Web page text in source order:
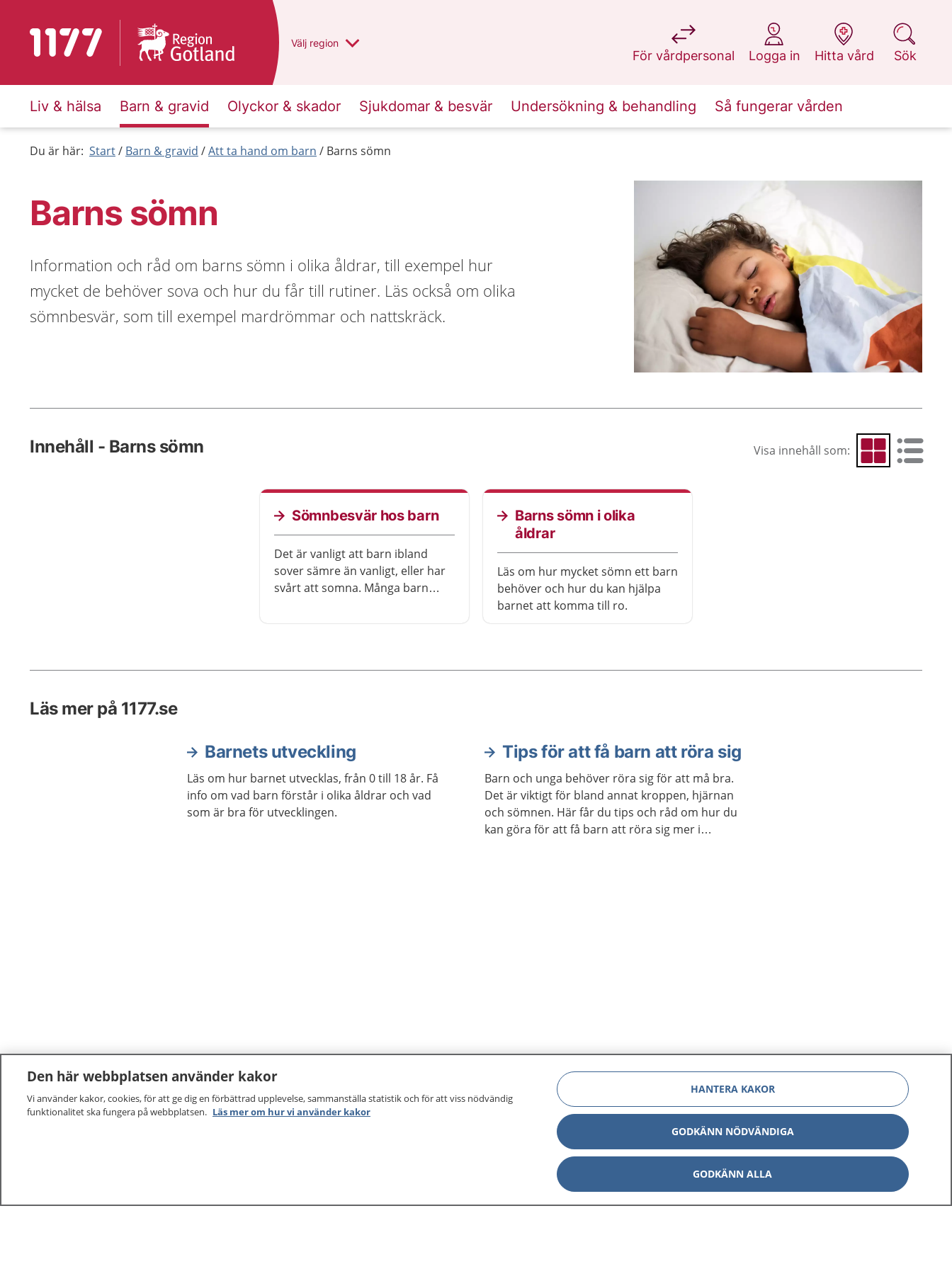
Till startsidan för 1177 Du har valt region
Välj en annan
region
För vårdpersonal
på 1177.se
Logga in
på 1177.se
Hitta vård
på 1177.se
Sök
på 1177.se
Liv & hälsa Barn & gravid Olyckor & skador Sjukdomar & besvär Undersökning & behandling Så fungerar vården
Du är här: Start Barn & gravid Att ta hand om barn Barns sömn
Barns sömn
Information och råd om barns sömn i olika åldrar, till exempel hur
mycket de behöver sova och hur du får till rutiner. Läs också om olika
sömnbesvär, som till exempel mardrömmar och nattskräck.
Innehåll - Barns sömn Visa innehåll som: Visa som rutnät
Visa som
Sömnbesvär hos barn
Det är vanligt att barn ibland
sover sämre än vanligt, eller har
svårt att somna. Många barn
Barns sömn i olika
åldrar
Läs om hur mycket sömn ett barn
behöver och hur du kan hjälpa
barnet att komma till ro.
Läs mer på 1177.se
Barnets utveckling
Läs om hur barnet utvecklas, från 0 till 18 år. Få
info om vad barn förstår i olika åldrar och vad
som är bra för utvecklingen.
Tips för att få barn att röra sig
Barn och unga behöver röra sig för att må bra.
Det är viktigt för bland annat kroppen, hjärnan
och sömnen. Här får du tips och råd om hur du
kan göra för att få barn att röra sig mer i
Other languages
Om 1177
Kontakt
Den här webbplatsen använder kakor
Vi använder kakor, cookies, för att ge dig en förbättrad upplevelse, sammanställa statistik och för att viss nödvändig
funktionalitet ska fungera på webbplatsen. Läs mer om hur vi använder kakor
HANTERA KAKOR
GODKÄNN NÖDVÄNDIGA
GODKÄNN ALLA